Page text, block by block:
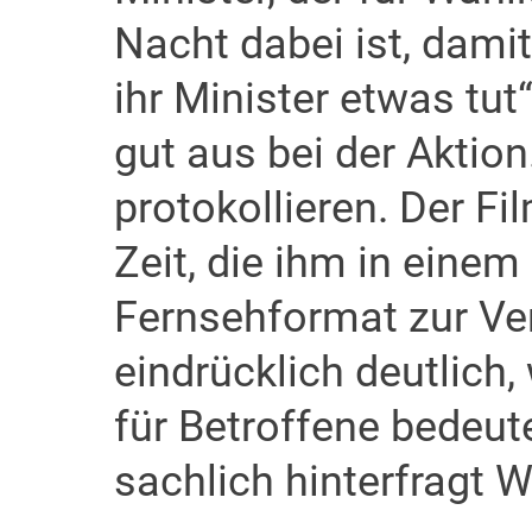
Nacht dabei ist,
ihr Minister etwas
gut aus bei der
protokollieren. Der
Zeit, die ihm in
Fernsehformat zur
eindrücklich
für Betroffene
sachlich hinterfragt